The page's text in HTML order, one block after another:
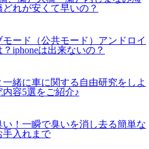
れが安くて早いの？
ード（公共モード）アンドロイ
iphoneは出来ないの？
緒に車に関する自由研究をしよ
容5選をご紹介♪
！一瞬で臭いを消し去る簡単な
手入れまで